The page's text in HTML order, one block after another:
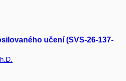
učení (SVS-26-137-